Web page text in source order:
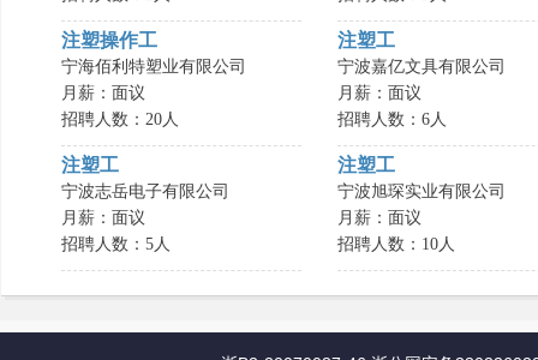
注塑操作工
宁海佰利特塑业有限公司
月薪：面议
招聘人数：20人
注塑工
宁波嘉亿文具有限公司
月薪：面议
招聘人数：6人
注塑工
宁波志岳电子有限公司
月薪：面议
招聘人数：5人
注塑工
宁波旭琛实业有限公司
月薪：面议
招聘人数：10人